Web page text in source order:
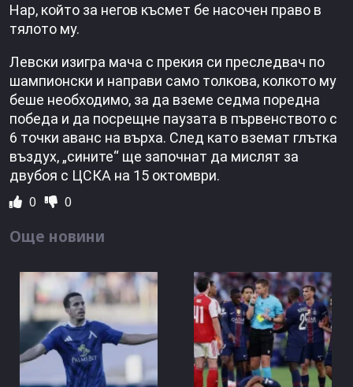
Нар, който за негов късмет бе насочен право в
тялото му.
Левски изигра мача с прекия си преследвач по
шампионски и направи само толкова, колкото му
беше необходимо, за да вземе седма поредна
победа и да посрещне паузата в първенството с
6 точки аванс на върха. След като вземат глътка
въздух, „сините“ ще започнат да мислят за
двубоя с ЦСКА на 15 октомври.
0 0
Още новини